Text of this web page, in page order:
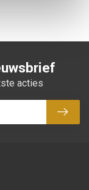
acties